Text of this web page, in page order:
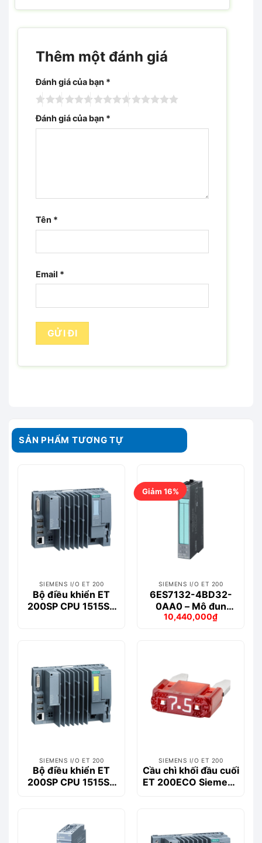
Thêm một đánh giá
Đánh giá của bạn *
Đánh giá của bạn *
Tên *
Email *
SẢN PHẨM TƯƠNG TỰ
SIEMENS I/O ET 200
Bộ điều khiển ET
200SP CPU 1515SP
Giảm 16%
SIEMENS I/O ET 200
6ES7132-4BD32-
0AA0 – Mô đun
ET200S 4DO
Giá
10,440,000₫
Giá
SIEMENS I/O ET 200
Bộ điều khiển ET
200SP CPU 1515SP
SIEMENS I/O ET 200
Cầu chì khối đầu cuối
ET 200ECO Siemens